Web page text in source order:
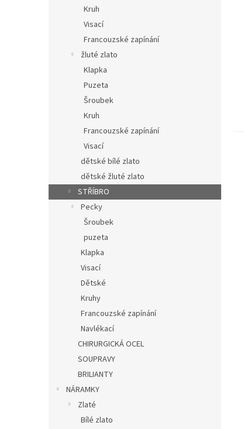
Kruh
Visací
Francouzské zapínání
žluté zlato
Klapka
Puzeta
Šroubek
Kruh
Francouzské zapínání
Visací
dětské bílé zlato
dětské žluté zlato
STŘÍBRO
Pecky
Šroubek
puzeta
Klapka
Visací
Dětské
Kruhy
Francouzské zapínání
Navlékací
CHIRURGICKÁ OCEL
SOUPRAVY
BRILIANTY
NÁRAMKY
Zlaté
Bílé zlato